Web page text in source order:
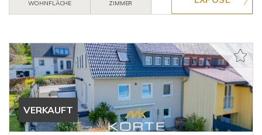
WOHNFLÄCHE
ZIMMER
VERKAUFT